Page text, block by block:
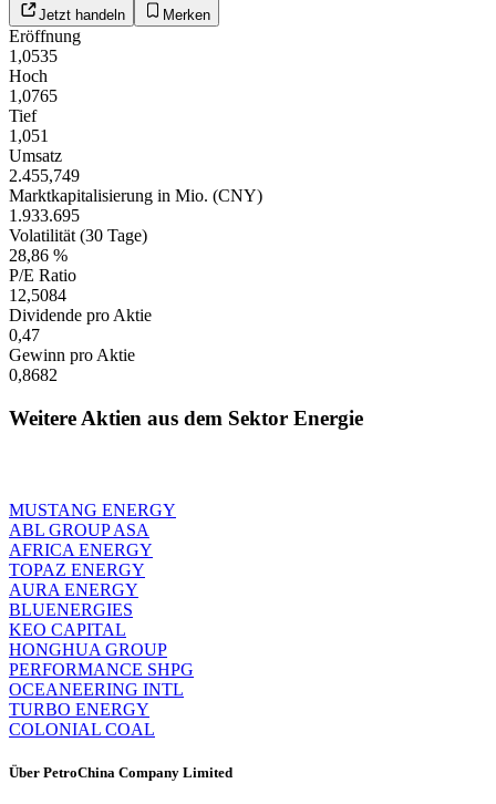
Jetzt handeln Merken
Eröffnung
1,0535
Hoch
1,0765
Tief
1,051
Umsatz
2.455,749
Marktkapitalisierung in Mio. (CNY)
1.933.695
Volatilität (30 Tage)
28,86 %
P/E Ratio
12,5084
Dividende pro Aktie
0,47
Gewinn pro Aktie
0,8682
Weitere Aktien aus dem Sektor Energie
MUSTANG ENERGY
ABL GROUP ASA
AFRICA ENERGY
TOPAZ ENERGY
AURA ENERGY
BLUENERGIES
KEO CAPITAL
HONGHUA GROUP
PERFORMANCE SHPG
OCEANEERING INTL
TURBO ENERGY
COLONIAL COAL
Über PetroChina Company Limited